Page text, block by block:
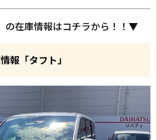
の在庫情報はコチラから！！▼
報「タフト」